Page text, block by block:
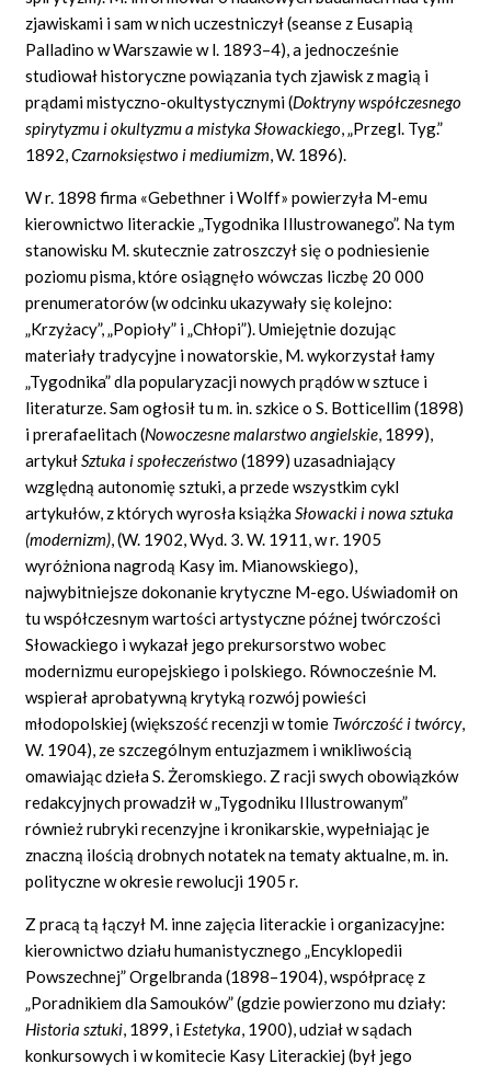
zjawiskami i sam w nich uczestniczył (seanse z Eusapią
Palladino w Warszawie w l. 1893–4), a jednocześnie
studiował historyczne powiązania tych zjawisk z magią i
prądami mistyczno-okultystycznymi (Doktryny współczesnego
spirytyzmu i okultyzmu a mistyka Słowackiego,„Przegl. Tyg.”
1892,Czarnoksięstwo i mediumizm,W. 1896).
W r. 1898 firma «Gebethner i Wolff» powierzyła M-emu
kierownictwo literackie „Tygodnika Illustrowanego”. Na tym
stanowisku M. skutecznie zatroszczył się o podniesienie
poziomu pisma, które osiągnęło wówczas liczbę 20 000
prenumeratorów (w odcinku ukazywały się kolejno:
„Krzyżacy”, „Popioły” i „Chłopi”). Umiejętnie dozując
materiały tradycyjne i nowatorskie, M. wykorzystał łamy
„Tygodnika” dla popularyzacji nowych prądów w sztuce i
literaturze. Sam ogłosił tu m. in. szkice o S. Botticellim (1898)
i prerafaelitach (Nowoczesne malarstwo angielskie, 1899),
artykułSztuka i społeczeństwo(1899) uzasadniający
względną autonomię sztuki, a przede wszystkim cykl
artykułów, z których wyrosła książkaSłowacki i nowa sztuka
(modernizm),(W. 1902, Wyd. 3. W. 1911, w r. 1905
wyróżniona nagrodą Kasy im. Mianowskiego),
najwybitniejsze dokonanie krytyczne M-ego. Uświadomił on
tu współczesnym wartości artystyczne późnej twórczości
Słowackiego i wykazał jego prekursorstwo wobec
modernizmu europejskiego i polskiego. Równocześnie M.
wspierał aprobatywną krytyką rozwój powieści
młodopolskiej (większość recenzji w tomie Twórczość i twórcy,
W. 1904), ze szczególnym entuzjazmem i wnikliwością
omawiając dzieła S. Żeromskiego. Z racji swych obowiązków
redakcyjnych prowadził w „Tygodniku Illustrowanym”
również rubryki recenzyjne i kronikarskie, wypełniając je
znaczną ilością drobnych notatek na tematy aktualne, m. in.
polityczne w okresie rewolucji 1905 r.
Z pracą tą łączył M. inne zajęcia literackie i organizacyjne:
kierownictwo działu humanistycznego „Encyklopedii
Powszechnej” Orgelbranda (1898–1904), współpracę z
„Poradnikiem dla Samouków” (gdzie powierzono mu działy:
Historia sztuki, 1899, i Estetyka, 1900), udział w sądach
konkursowych i w komitecie Kasy Literackiej (był jego